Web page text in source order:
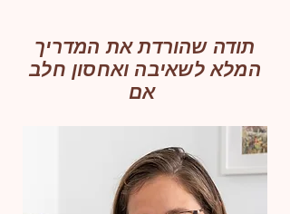
תודה שהורדת את המדריך
המלא לשאיבה ואחסון חלב
אם